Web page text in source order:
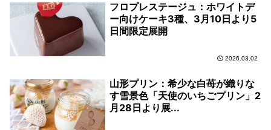
フロプレステージュ：ホワイトデ
ー向けケーキ3種、3月10日より5
日間限定展開
2026.03.02
山形プリン：希少な白苺が織りな
す雪景色「天使のいちごプリン」2
月28日より展...